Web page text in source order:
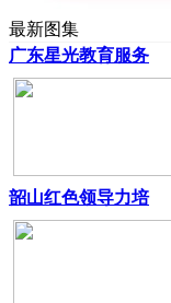
最新图集
广东星光教育服务
韶山红色领导力培